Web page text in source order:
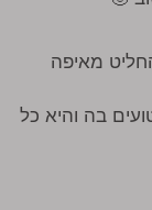
מאיפה
בה והיא כל